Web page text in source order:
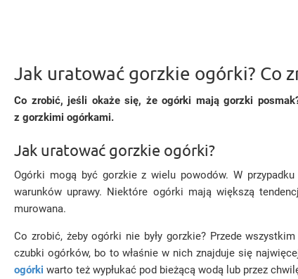
Jak uratować gorzkie ogórki? Co
Co zrobić, jeśli okaże się, że ogórki mają gorzki
z gorzkimi ogórkami.
Jak uratować gorzkie ogórki?
Ogórki mogą być gorzkie z wielu powodów. W
warunków uprawy. Niektóre ogórki mają większą
murowana.
Co zrobić, żeby ogórki nie były gorzkie? Przede
czubki ogórków, bo to właśnie w nich znajduje się
ogórki warto też wypłukać pod bieżącą wodą lub przez